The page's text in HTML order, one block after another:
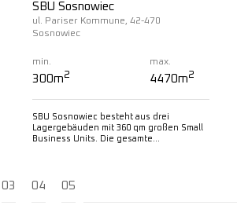
SBU Sosnowiec
ul. Pariser Kommune, 42-470
Sosnowiec
min.
300m2
max.
4470m2
SBU Sosnowiec besteht aus drei
Lagergebäuden mit 360 qm großen Small
Business Units. Die gesamte...
03 04 05